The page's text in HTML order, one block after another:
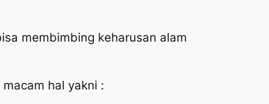
membimbing keharusan alam
hal yakni :